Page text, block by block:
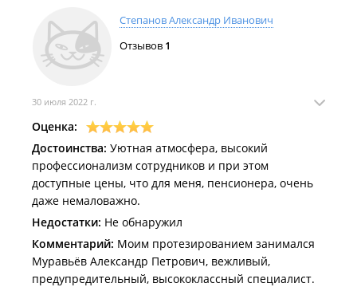
Степанов Александр Иванович
Отзывов 1
30 июля 2022 г.
Оценка:
Достоинства: Уютная атмосфера, высокий
профессионализм сотрудников и при этом
доступные цены, что для меня, пенсионера, очень
даже немаловажно.
Недостатки: Не обнаружил
Комментарий: Моим протезированием занимался
Муравьёв Александр Петрович, вежливый,
предупредительный, высококлассный специалист.